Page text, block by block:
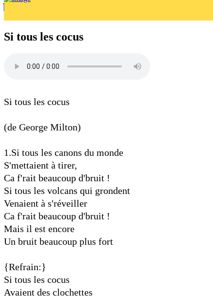
Si tous les cocus
Si tous les cocus
(de George Milton)
1.Si tous les canons du monde
S'mettaient à tirer,
Ca f'rait beaucoup d'bruit !
Si tous les volcans qui grondent
Venaient à s'réveiller
Ca f'rait beaucoup d'bruit !
Mais il est encore
Un bruit beaucoup plus fort
{Refrain:}
Si tous les cocus
Avaient des clochettes